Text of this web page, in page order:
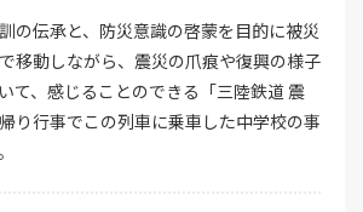
の伝承と、防災意識の啓蒙を目的に被災
移動しながら、震災の爪痕や復興の様子
て、感じることのできる「三陸鉄道 震
り行事でこの列車に乗車した中学校の事